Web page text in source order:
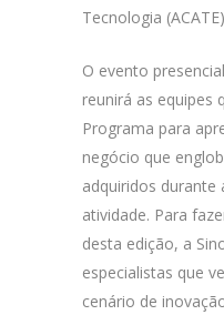
Tecnologia
O evento
reunirá as equipes
Programa para
negócio que
adquiridos durante
atividade. Para
desta edição, a
especialistas que
cenário de